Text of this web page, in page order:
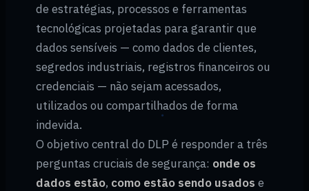
de estratégias, processos e ferramentas
tecnológicas projetadas para garantir que
dados sensíveis — como dados de clientes,
segredos industriais, registros financeiros ou
credenciais — não sejam acessados,
utilizados ou compartilhados de forma
indevida.
O objetivo central do DLP é responder a três
perguntas cruciais de segurança: onde os
dados estão, como estão sendo usados e